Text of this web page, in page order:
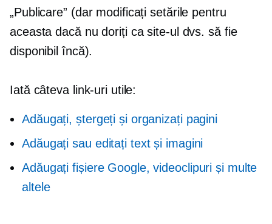
„Publicare” (dar modificați setările pentru
aceasta dacă nu doriți ca site-ul dvs. să fie
disponibil încă).
Iată câteva link-uri utile:
Adăugați, ștergeți și organizați pagini
Adăugați sau editați text și imagini
Adăugați fișiere Google, videoclipuri și multe
altele